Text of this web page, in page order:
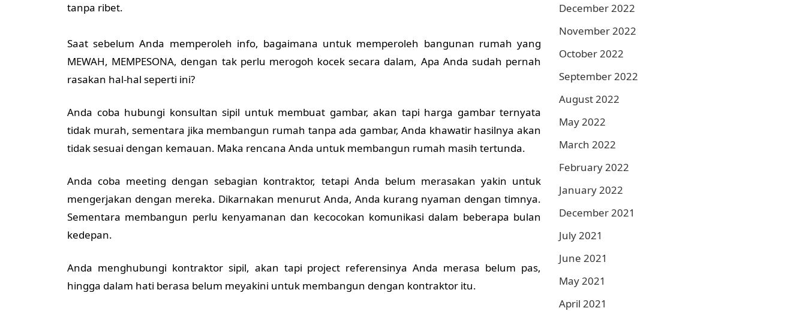
tanpa ribet.
Saat sebelum Anda memperoleh info, bagaimana untuk memperoleh bangunan rumah yang
MEWAH, MEMPESONA, dengan tak perlu merogoh kocek secara dalam, Apa Anda sudah pernah
rasakan hal-hal seperti ini?
Anda coba hubungi konsultan sipil untuk membuat gambar, akan tapi harga gambar ternyata
tidak murah, sementara jika membangun rumah tanpa ada gambar, Anda khawatir hasilnya akan
tidak sesuai dengan kemauan. Maka rencana Anda untuk membangun rumah masih tertunda.
Anda coba meeting dengan sebagian kontraktor, tetapi Anda belum merasakan yakin untuk
mengerjakan dengan mereka. Dikarnakan menurut Anda, Anda kurang nyaman dengan timnya.
Sementara membangun perlu kenyamanan dan kecocokan komunikasi dalam beberapa bulan
kedepan.
Anda menghubungi kontraktor sipil, akan tapi project referensinya Anda merasa belum pas,
hingga dalam hati berasa belum meyakini untuk membangun dengan kontraktor itu.
December 2022
November 2022
October 2022
September 2022
August 2022
May 2022
March 2022
February 2022
January 2022
December 2021
July 2021
June 2021
May 2021
April 2021